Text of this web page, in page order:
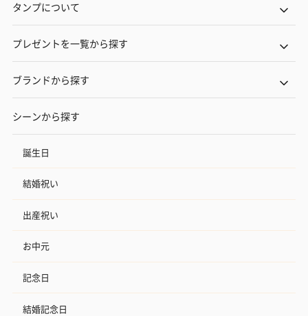
タンプについて
プレゼントを一覧から探す
ブランドから探す
シーンから探す
誕生日
結婚祝い
出産祝い
お中元
記念日
結婚記念日